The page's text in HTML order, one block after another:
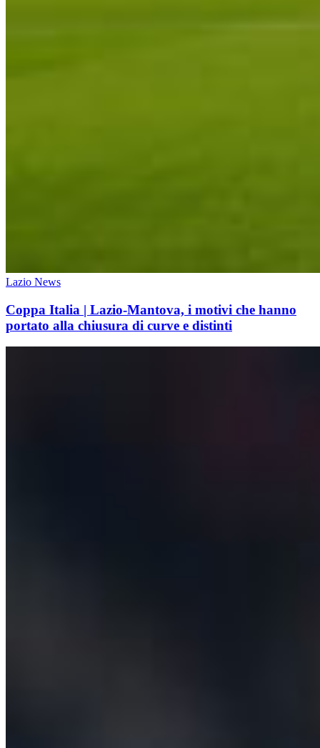
Lazio News
Coppa Italia | Lazio-Mantova, i motivi che hanno
portato alla chiusura di curve e distinti